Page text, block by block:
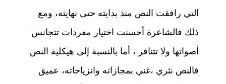
التي رافقت النص منذ بدايته حتى نهايته، ومع
ذلك فالشاعرة أحسنت اختيار مفردات تتجانس
أصواتها ولا تتنافر ، أما بالنسبة إلى هيكلية النص
فالنص نثري ،غني بمجازاته وانزياحاته، عميق